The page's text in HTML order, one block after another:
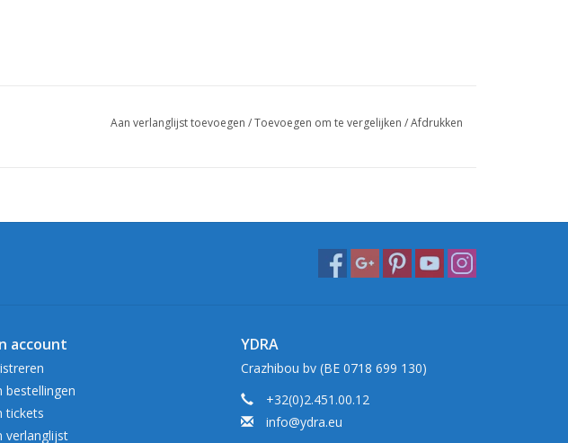
Aan verlanglijst toevoegen /Toevoegen om te vergelijken /Afdrukken
account
bestellingen
tickets
verlanglijst
YDRA
Crazhibou bv (BE 0718 699 130)
+32(0)2.451.00.12
info@ydra.eu